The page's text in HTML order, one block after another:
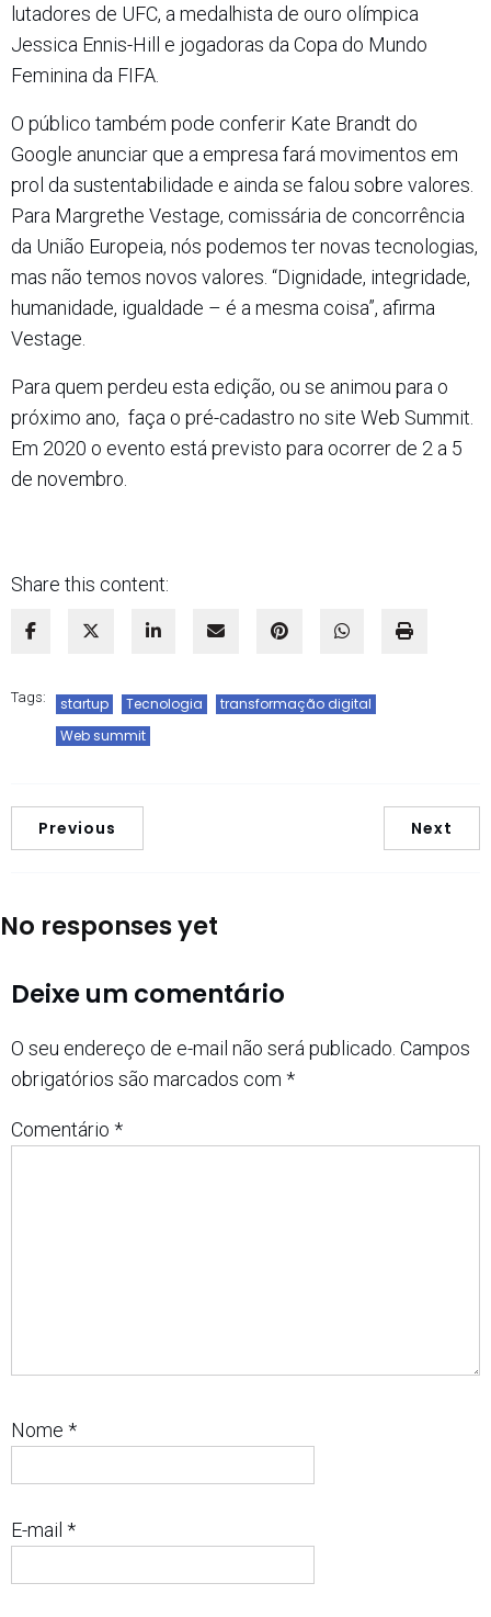
lutadores de UFC, a medalhista de ouro olímpica
Jessica Ennis-Hill e jogadoras da Copa do Mundo
Feminina da FIFA.
O público também pode conferir Kate Brandt do
Google anunciar que a empresa fará movimentos em
prol da sustentabilidade e ainda se falou sobre valores.
Para Margrethe Vestage, comissária de concorrência
da União Europeia, nós podemos ter novas tecnologias,
mas não temos novos valores. “Dignidade, integridade,
humanidade, igualdade – é a mesma coisa”, afirma
Vestage.
Para quem perdeu esta edição, ou se animou para o
próximo ano, faça o pré-cadastro no site Web Summit.
Em 2020 o evento está previsto para ocorrer de 2 a 5
de novembro.
Share this content:
Tags: startup Tecnologia
transformação digital
Web summit
Previous Next
No responses yet
Deixe um comentário
O seu endereço de e-mail não será publicado. Campos
obrigatórios são marcados com *
Comentário *
Nome *
E-mail *